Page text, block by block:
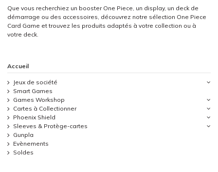
Que vous recherchiez un booster One Piece, un display, un deck de
démarrage ou des accessoires, découvrez notre sélection One Piece
Card Game et trouvez les produits adaptés à votre collection ou à
votre deck.
Accueil
Jeux de société
Smart Games
Games Workshop
Cartes à Collectionner
Phoenix Shield
Sleeves & Protège-cartes
Gunpla
Evènements
Soldes